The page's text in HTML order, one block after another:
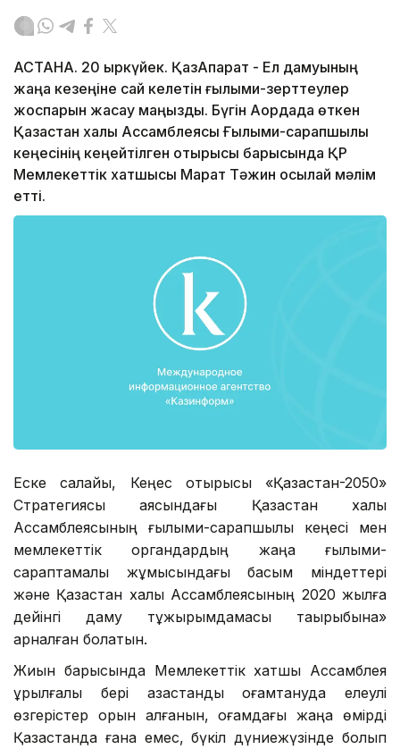
АСТАНА. 20 қыркүйек. ҚазАқпарат - Ел дамуының
жаңа кезеңіне сай келетін ғылыми-зерттеулер
жоспарын жасау маңызды. Бүгін Ақордада өткен
Қазақстан халқы Ассамблеясы Ғылыми-сарапшылық
кеңесінің кеңейтілген отырысы барысында ҚР
Мемлекеттік хатшысы Марат Тәжин осылай мәлім
етті.
Еске салайық, Кеңес отырысы «Қазақстан-2050»
Стратегиясы аясындағы Қазақстан халқы
Ассамблеясының ғылыми-сарапшылық кеңесі мен
мемлекеттік органдардың жаңа ғылыми-
сараптамалық жұмысындағы басым міндеттері
және Қазақстан халқы Ассамблеясының 2020 жылға
дейінгі даму тұжырымдамасы тақырыбына»
арналған болатын.
Жиын барысында Мемлекеттік хатшы Ассамблея
құрылғалы бері қазақстандық қоғамтануда елеулі
өзгерістер орын алғанын, қоғамдағы жаңа өмірді
Қазақстанда ғана емес, бүкіл дүниежүзінде болып